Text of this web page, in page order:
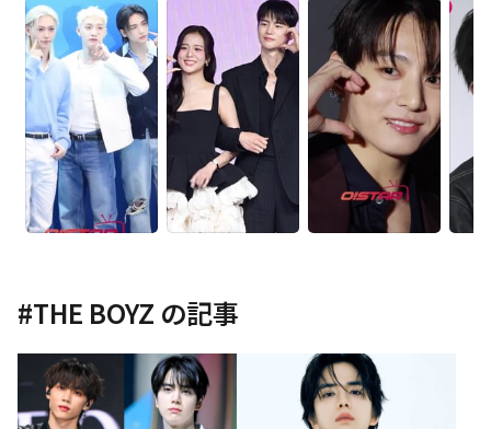
#THE BOYZ の記事